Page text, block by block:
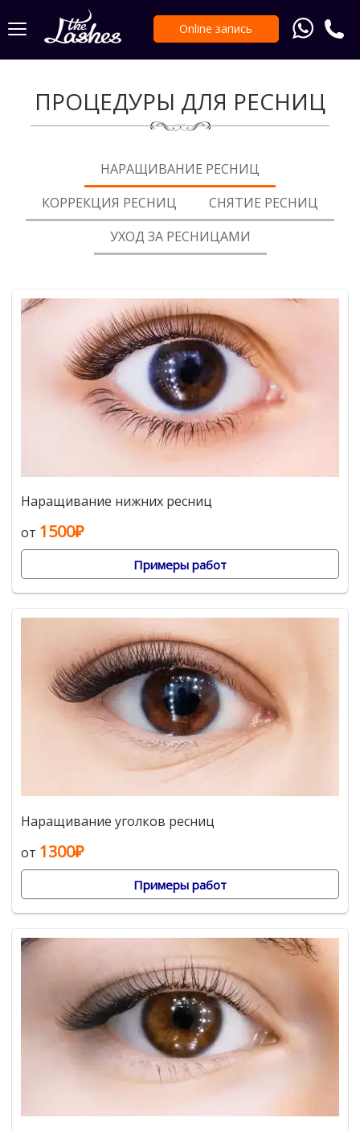
Online запись
ПРОЦЕДУРЫ ДЛЯ РЕСНИЦ
НАРАЩИВАНИЕ РЕСНИЦ
КОРРЕКЦИЯ РЕСНИЦ
СНЯТИЕ РЕСНИЦ
УХОД ЗА РЕСНИЦАМИ
Наращивание нижних ресниц
от 1500₽
Примеры работ
Наращивание уголков ресниц
от 1300₽
Примеры работ